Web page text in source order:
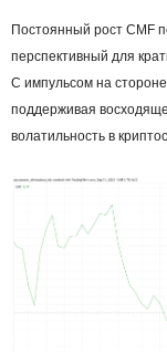
Постоянный рост CMF
перспективный для
С импульсом на
поддерживая
волатильность в